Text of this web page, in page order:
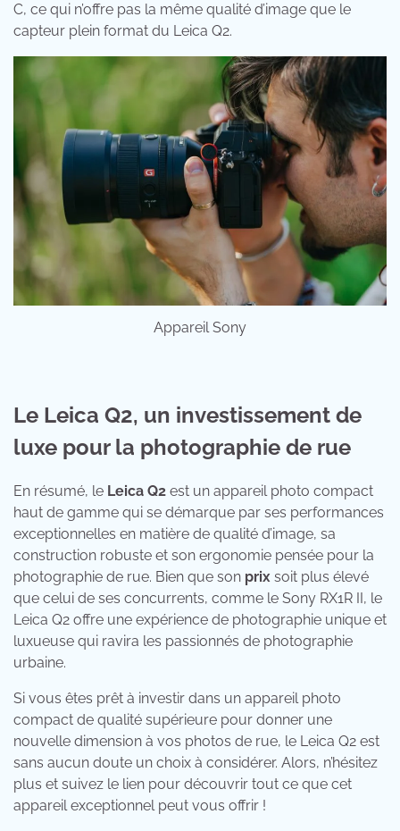
C, ce qui n’offre pas la même qualité d’image que le
capteur plein format du Leica Q2.
Appareil Sony
Le Leica Q2, un investissement de
luxe pour la photographie de rue
En résumé, le Leica Q2 est un appareil photo compact
haut de gamme qui se démarque par ses performances
exceptionnelles en matière de qualité d’image, sa
construction robuste et son ergonomie pensée pour la
photographie de rue. Bien que son prix soit plus élevé
que celui de ses concurrents, comme le Sony RX1R II, le
Leica Q2 offre une expérience de photographie unique et
luxueuse qui ravira les passionnés de photographie
urbaine.
Si vous êtes prêt à investir dans un appareil photo
compact de qualité supérieure pour donner une
nouvelle dimension à vos photos de rue, le Leica Q2 est
sans aucun doute un choix à considérer. Alors, n’hésitez
plus et suivez le lien pour découvrir tout ce que cet
appareil exceptionnel peut vous offrir !